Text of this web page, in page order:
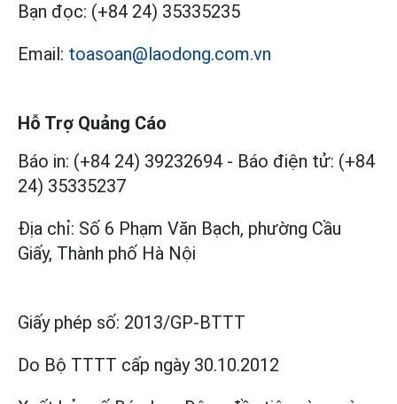
Bạn đọc: (+84 24) 35335235
Email: toasoan@laodong.com.vn
Hỗ Trợ Quảng Cáo
Báo in: (+84 24) 39232694 - Báo điện tử: (+84
24) 35335237
Địa chỉ: Số 6 Phạm Văn Bạch, phường Cầu
Giấy, Thành phố Hà Nội
Giấy phép số: 2013/GP-BTTT
Do Bộ TTTT cấp ngày 30.10.2012